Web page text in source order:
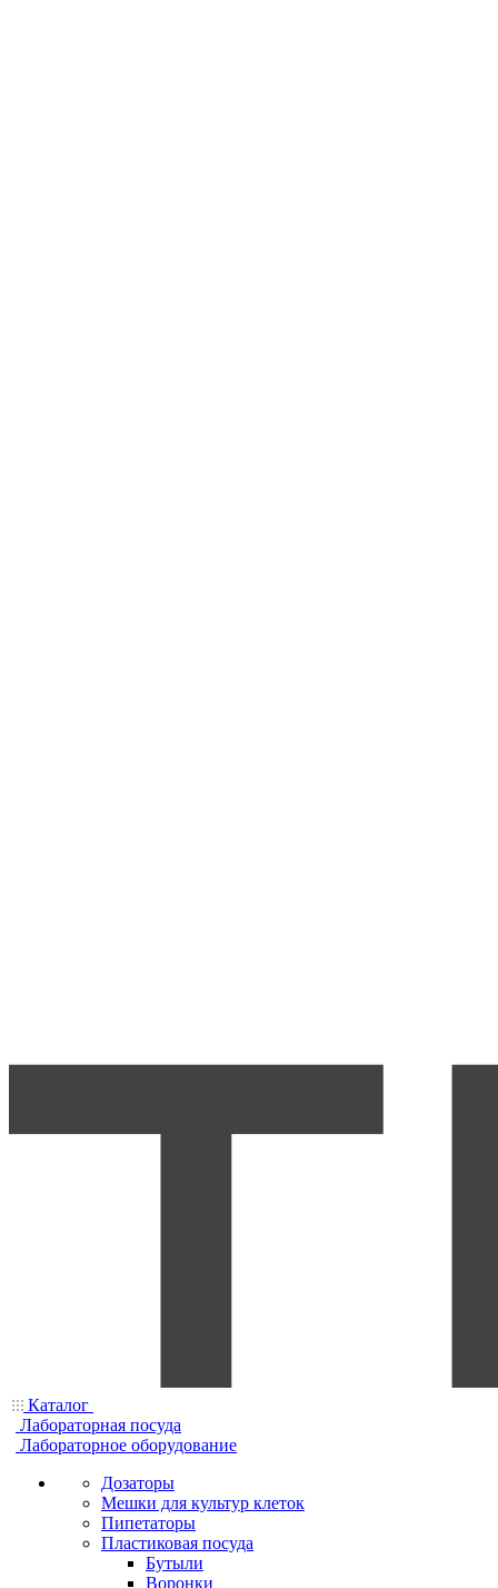
Каталог
Лабораторная посуда
Лабораторное оборудование
Дозаторы
Мешки для культур клеток
Пипетаторы
Пластиковая посуда
Бутыли
Воронки